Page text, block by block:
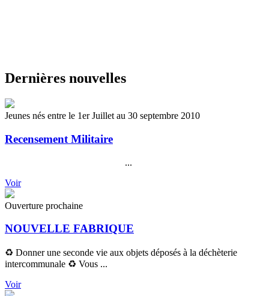
Dernières nouvelles
Jeunes nés entre le 1er Juillet au 30 septembre 2010
Recensement Militaire
...
Voir
Ouverture prochaine
NOUVELLE FABRIQUE
♻️ Donner une seconde vie aux objets déposés à la déchèterie
intercommunale ♻️ Vous ...
Voir